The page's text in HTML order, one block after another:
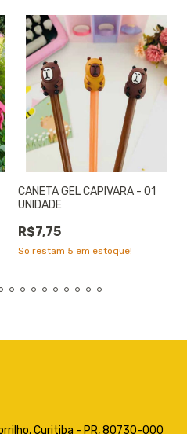
CANETA GEL CAPIVARA - 01
UNIDADE
R$7,75
Só restam 5 em estoque!
Curitiba - PR, 80730-000